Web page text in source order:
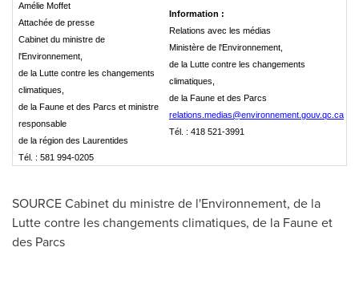
Amélie Moffet
Attachée de presse
Cabinet du ministre de
l'Environnement,
de la Lutte contre les changements
climatiques,
de la Faune et des Parcs et ministre
responsable
de la région des Laurentides
Tél. : 581 994-0205
Information :
Relations avec les médias
Ministère de l'Environnement,
de la Lutte contre les changements
climatiques,
de la Faune et des Parcs
relations.medias@environnement.gouv.qc.ca
Tél. : 418 521-3991
SOURCE Cabinet du ministre de l'Environnement, de la
Lutte contre les changements climatiques, de la Faune et
des Parcs